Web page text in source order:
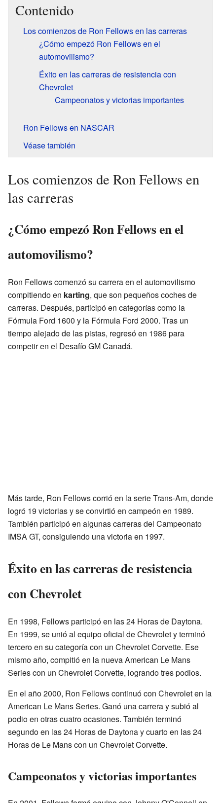
Contenido
Los comienzos de Ron Fellows en las carreras
¿Cómo empezó Ron Fellows en el
automovilismo?
Éxito en las carreras de resistencia con
Chevrolet
Campeonatos y victorias importantes
Ron Fellows en NASCAR
Véase también
Los comienzos de Ron Fellows en
las carreras
¿Cómo empezó Ron Fellows en el
automovilismo?
Ron Fellows comenzó su carrera en el automovilismo
compitiendo en karting, que son pequeños coches de
carreras. Después, participó en categorías como la
Fórmula Ford 1600 y la Fórmula Ford 2000. Tras un
tiempo alejado de las pistas, regresó en 1986 para
competir en el Desafío GM Canadá.
Más tarde, Ron Fellows corrió en la serie Trans-Am, donde
logró 19 victorias y se convirtió en campeón en 1989.
También participó en algunas carreras del Campeonato
IMSA GT, consiguiendo una victoria en 1997.
Éxito en las carreras de resistencia
con Chevrolet
En 1998, Fellows participó en las 24 Horas de Daytona.
En 1999, se unió al equipo oficial de Chevrolet y terminó
tercero en su categoría con un Chevrolet Corvette. Ese
mismo año, compitió en la nueva American Le Mans
Series con un Chevrolet Corvette, logrando tres podios.
En el año 2000, Ron Fellows continuó con Chevrolet en la
American Le Mans Series. Ganó una carrera y subió al
podio en otras cuatro ocasiones. También terminó
segundo en las 24 Horas de Daytona y cuarto en las 24
Horas de Le Mans con un Chevrolet Corvette.
Campeonatos y victorias importantes